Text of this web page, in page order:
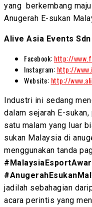
yang berkembang
Anugerah E-sukan
Alive Asia Events Sdn
Facebook: http://
Instagram: http://
Website: http://
Industri ini sedang
dalam sejarah E-
satu malam yang luar
sukan Malaysia di
menggunakan tanda
jadilah sebahagian
acara perintis yang